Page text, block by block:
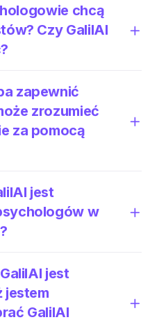
chcą
Czy GalilAI
zapewnić
zrozumieć
za pomocą
jest
w
jest
jestem
GalilAI